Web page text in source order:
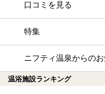
口コミを見る
特集
ニフティ温泉からの
温浴施設ランキング